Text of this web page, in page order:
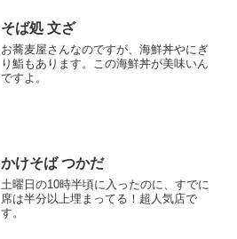
そば処 文ざ
お蕎麦屋さんなのですが、海鮮丼やにぎ
り鮨もあります。この海鮮丼が美味いん
ですよ。
かけそば つかだ
土曜日の10時半頃に入ったのに、すでに
席は半分以上埋まってる！超人気店で
す。